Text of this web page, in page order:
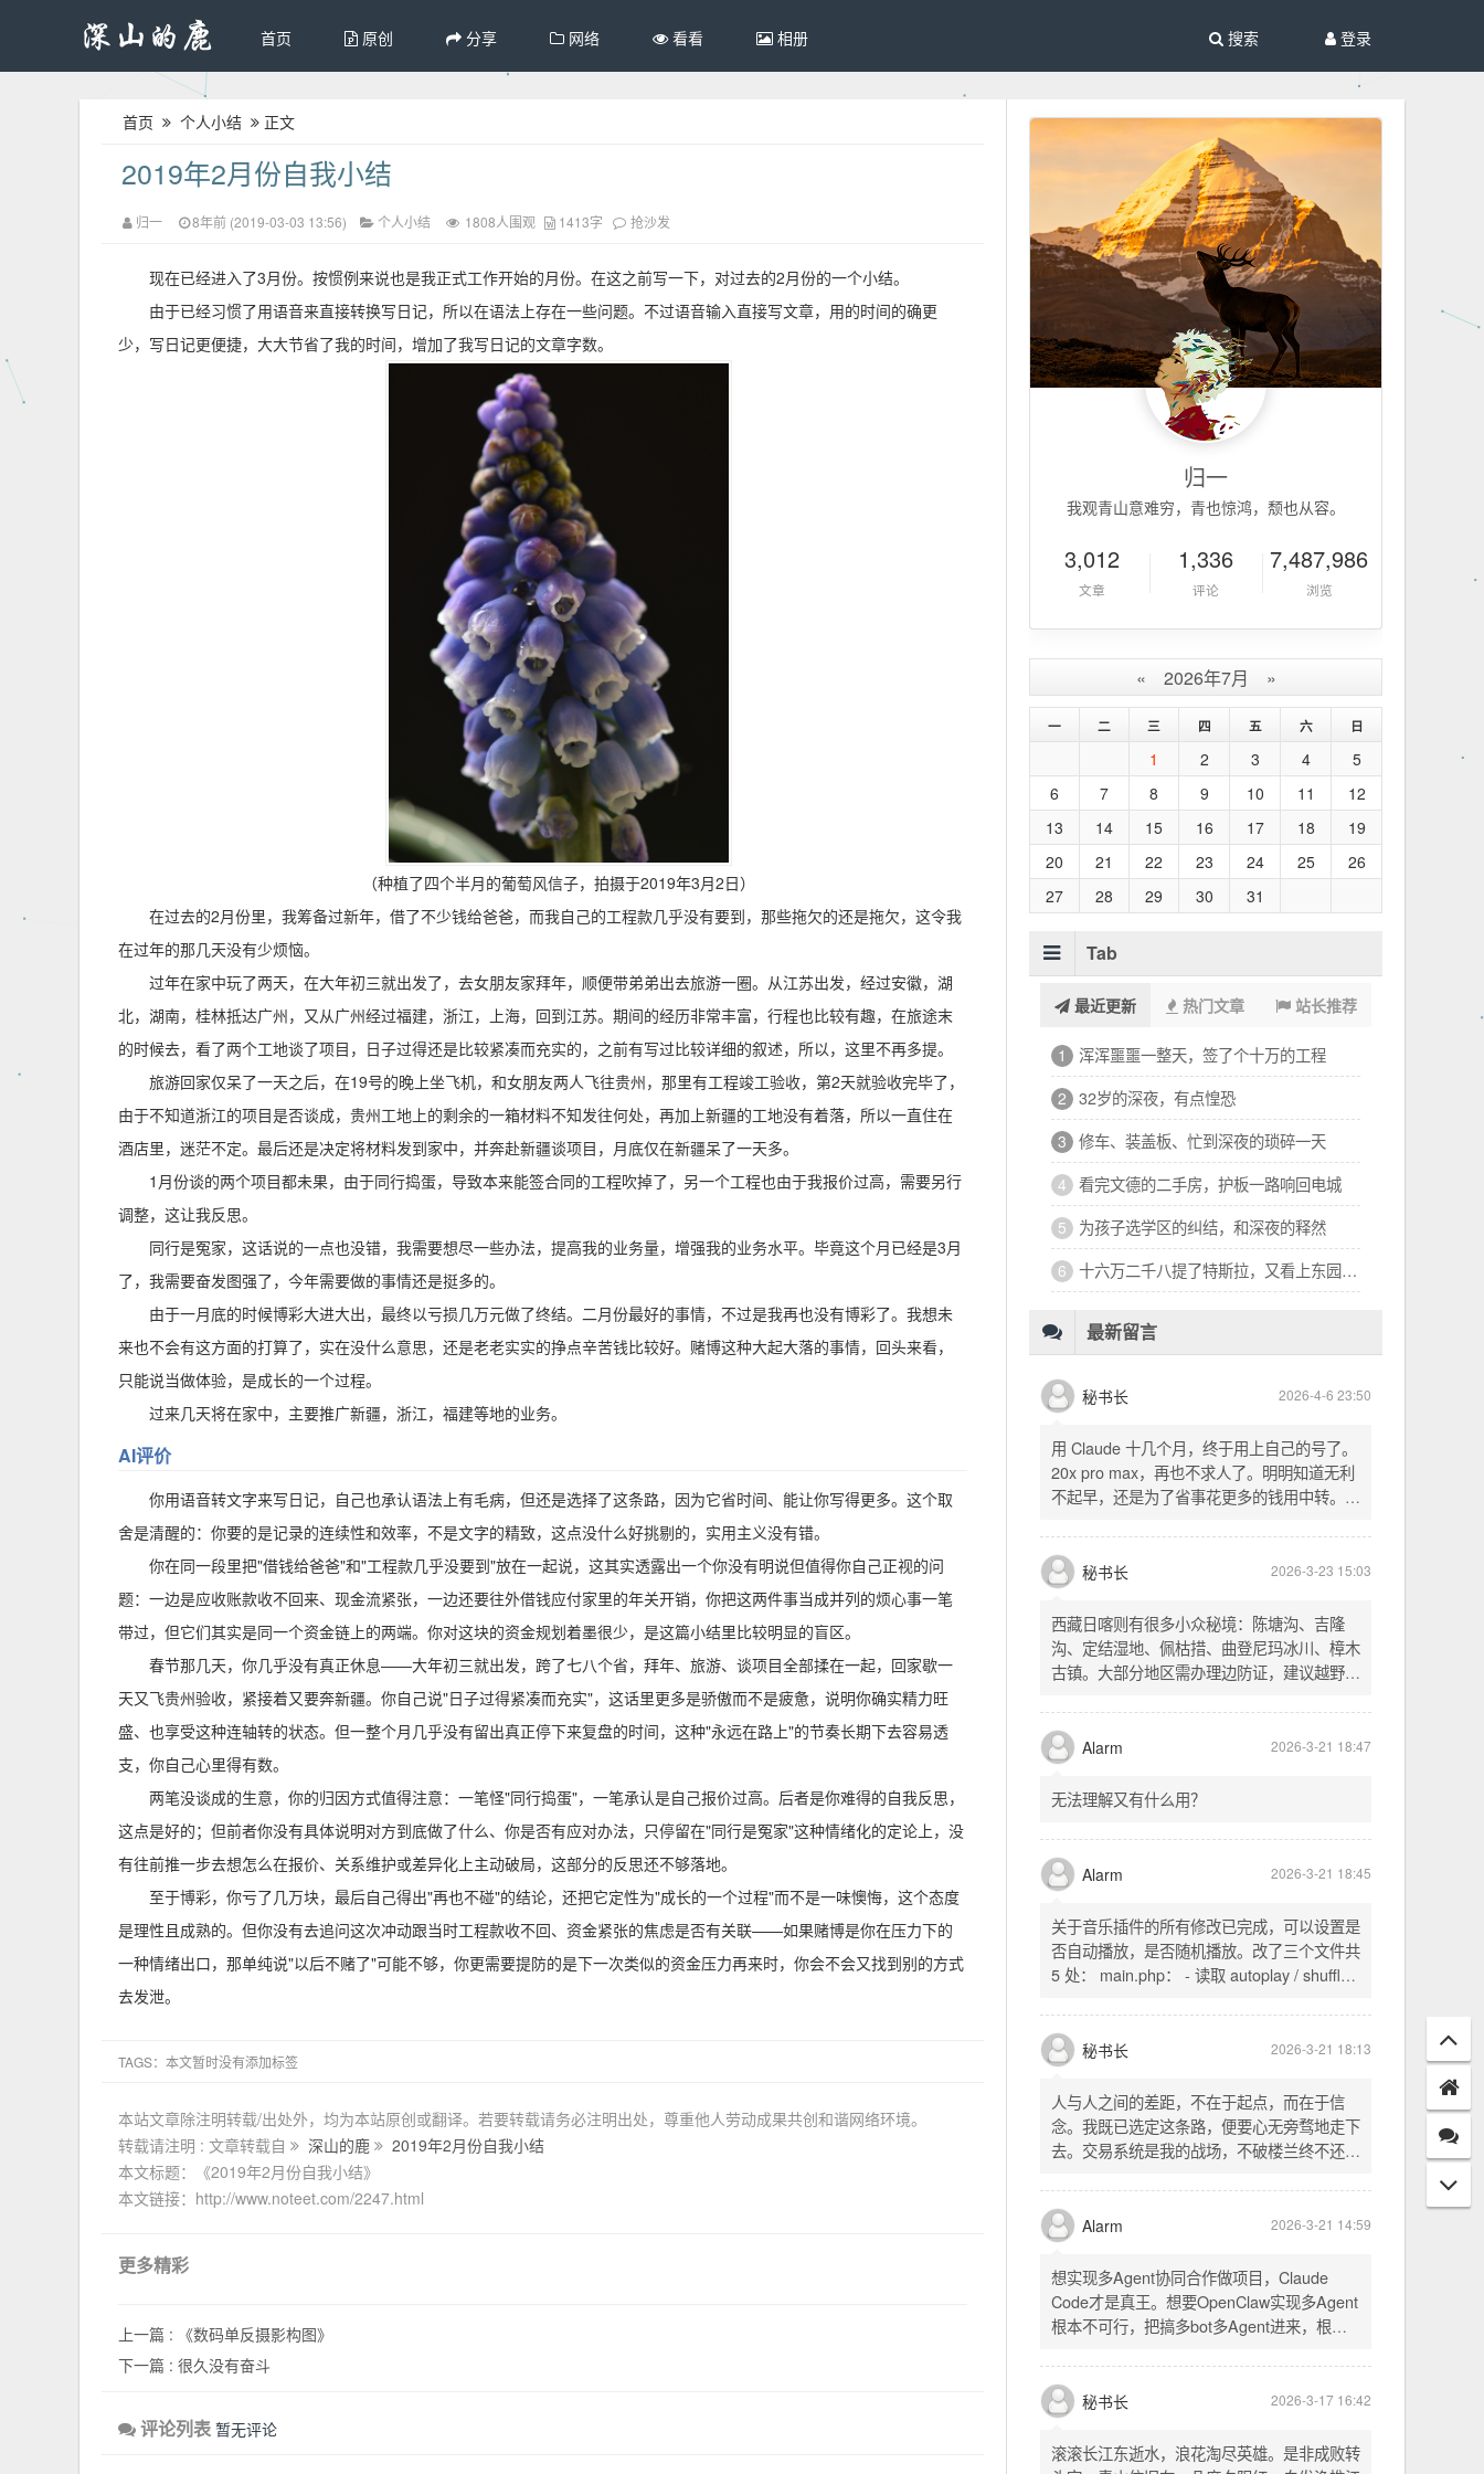
首页 原创 分享 网络 看看 相册 登录
搜索
首页 个人小结 正文
2019年2月份自我小结
归一 8年前 (2019-03-03 13:56) 个人小结 1808人围观 1413字 抢沙发
现在已经进入了3月份。按惯例来说也是我正式工作开始的月份。在这之前写一下，对过去的2月份的一个小结。
由于已经习惯了用语音来直接转换写日记，所以在语法上存在一些问题。不过语音输入直接写文章，用的时间的确更
少，写日记更便捷，大大节省了我的时间，增加了我写日记的文章字数。
（种植了四个半月的葡萄风信子，拍摄于2019年3月2日）
在过去的2月份里，我筹备过新年，借了不少钱给爸爸，而我自己的工程款几乎没有要到，那些拖欠的还是拖欠，这令我
在过年的那几天没有少烦恼。
过年在家中玩了两天，在大年初三就出发了，去女朋友家拜年，顺便带弟弟出去旅游一圈。从江苏出发，经过安徽，湖
北，湖南，桂林抵达广州，又从广州经过福建，浙江，上海，回到江苏。期间的经历非常丰富，行程也比较有趣，在旅途末
的时候去，看了两个工地谈了项目，日子过得还是比较紧凑而充实的，之前有写过比较详细的叙述，所以，这里不再多提。
旅游回家仅呆了一天之后，在19号的晚上坐飞机，和女朋友两人飞往贵州，那里有工程竣工验收，第2天就验收完毕了，
由于不知道浙江的项目是否谈成，贵州工地上的剩余的一箱材料不知发往何处，再加上新疆的工地没有着落，所以一直住在
酒店里，迷茫不定。最后还是决定将材料发到家中，并奔赴新疆谈项目，月底仅在新疆呆了一天多。
1月份谈的两个项目都未果，由于同行捣蛋，导致本来能签合同的工程吹掉了，另一个工程也由于我报价过高，需要另行
调整，这让我反思。
同行是冤家，这话说的一点也没错，我需要想尽一些办法，提高我的业务量，增强我的业务水平。毕竟这个月已经是3月
了，我需要奋发图强了，今年需要做的事情还是挺多的。
由于一月底的时候博彩大进大出，最终以亏损几万元做了终结。二月份最好的事情，不过是我再也没有博彩了。我想未
来也不会有这方面的打算了，实在没什么意思，还是老老实实的挣点辛苦钱比较好。赌博这种大起大落的事情，回头来看，
只能说当做体验，是成长的一个过程。
过来几天将在家中，主要推广新疆，浙江，福建等地的业务。
AI评价
你用语音转文字来写日记，自己也承认语法上有毛病，但还是选择了这条路，因为它省时间、能让你写得更多。这个取
舍是清醒的：你要的是记录的连续性和效率，不是文字的精致，这点没什么好挑剔的，实用主义没有错。
你在同一段里把"借钱给爸爸"和"工程款几乎没要到"放在一起说，这其实透露出一个你没有明说但值得你自己正视的问
题：一边是应收账款收不回来、现金流紧张，一边还要往外借钱应付家里的年关开销，你把这两件事当成并列的烦心事一笔
带过，但它们其实是同一个资金链上的两端。你对这块的资金规划着墨很少，是这篇小结里比较明显的盲区。
春节那几天，你几乎没有真正休息——大年初三就出发，跨了七八个省，拜年、旅游、谈项目全部揉在一起，回家歇一
天又飞贵州验收，紧接着又要奔新疆。你自己说"日子过得紧凑而充实"，这话里更多是骄傲而不是疲惫，说明你确实精力旺
盛、也享受这种连轴转的状态。但一整个月几乎没有留出真正停下来复盘的时间，这种"永远在路上"的节奏长期下去容易透
支，你自己心里得有数。
两笔没谈成的生意，你的归因方式值得注意：一笔怪"同行捣蛋"，一笔承认是自己报价过高。后者是你难得的自我反思，
这点是好的；但前者你没有具体说明对方到底做了什么、你是否有应对办法，只停留在"同行是冤家"这种情绪化的定论上，没
有往前推一步去想怎么在报价、关系维护或差异化上主动破局，这部分的反思还不够落地。
至于博彩，你亏了几万块，最后自己得出"再也不碰"的结论，还把它定性为"成长的一个过程"而不是一味懊悔，这个态度
是理性且成熟的。但你没有去追问这次冲动跟当时工程款收不回、资金紧张的焦虑是否有关联——如果赌博是你在压力下的
一种情绪出口，那单纯说"以后不赌了"可能不够，你更需要提防的是下一次类似的资金压力再来时，你会不会又找到别的方式
去发泄。
TAGS：本文暂时没有添加标签
本站文章除注明转载/出处外，均为本站原创或翻译。若要转载请务必注明出处，尊重他人劳动成果共创和谐网络环境。
转载请注明 : 文章转载自
深山的鹿
2019年2月份自我小结
本文标题：《2019年2月份自我小结》
本文链接：http://www.noteet.com/2247.html
更多精彩
上一篇 : 《数码单反摄影构图》
下一篇 : 很久没有奋斗
评论列表 暂无评论
归一
我观青山意难穷，青也惊鸿，颓也从容。
3,012
文章
1,336
评论
7,487,986
浏览
« 2026年7月 »
一 二 三 四 五 六 日
1 2 3 4
5
6
7 8 9 10 11
12
13
14 15 16 17 18
19
20
21 22 23 24 25
26
27
28 29 30 31
Tab
最近更新 热门文章 站长推荐
1 浑浑噩噩一整天，签了个十万的工程
2 32岁的深夜，有点惶恐
3 修车、装盖板、忙到深夜的琐碎一天
4 看完文德的二手房，护板一路响回电城
5 为孩子选学区的纠结，和深夜的释然
6 十六万二千八提了特斯拉，又看上东园公馆
最新留言
秘书长 2026-4-6 23:50
用 Claude 十几个月，终于用上自己的号了。
20x pro max，再也不求人了。明明知道无利
不起早，还是为了省事花更多的钱用中转。链
SSH 用 gost 做 HTTP+SOCKS 转换才能用
多 Agent。配置麻烦了点，设定好了后直接任
意 IP 进行 SSH 登录。畅用，值得纪念。
秘书长 2026-3-23 15:03
西藏日喀则有很多小众秘境：陈塘沟、吉隆
沟、定结湿地、佩枯措、曲登尼玛冰川、樟木
古镇。大部分地区需办理边防证，建议越野
经吉隆口岸前往加德满都，沿途风景绝美。
Alarm 2026-3-21 18:47
无法理解又有什么用？
Alarm 2026-3-21 18:45
关于音乐插件的所有修改已完成，可以设置是
否自动播放，是否随机播放。改了三个文件共
5 处： main.php： - 读取 autoplay / shuffle
一行两个复选框（自动播放音乐 / 默认随机播
放），带配套 CSS track.php： - 在 var
playlist = [...] 后面输出 _p4zAutoplay 和
_p4zShuffle 两个 JS 变量 script.js： -
autoplay 从后端变量读取，不再硬编码 false
- shuffle 后台开启时强制随机，否则走
秘书长 2026-3-21 18:13
人与人之间的差距，不在于起点，而在于信
念。我既已选定这条路，便要心无旁骛地走下
去。交易系统是我的战场，不破楼兰终不还。
唯有目标，不可动摇。
Alarm 2026-3-21 14:59
想实现多Agent协同合作做项目，Claude
Code才是真王。想要OpenClaw实现多Agent
根本不可行，把搞多bot多Agent进来，根本
秘书长 2026-3-17 16:42
滚滚长江东逝水，浪花淘尽英雄。是非成败转